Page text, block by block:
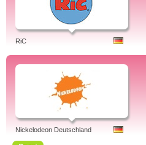
RiC
Nickelodeon Deutschland